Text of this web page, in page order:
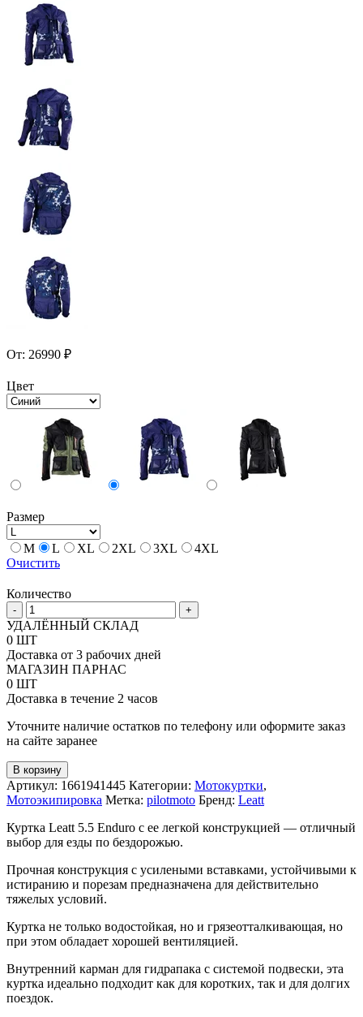
От: 26990 ₽
Цвет
Размер
M L XL 2XL 3XL
4XL
Очистить
Количество
-
Количество
товара
Мотокуртка
Leatt
5.5
Enduro
+
УДАЛЁННЫЙ СКЛАД
0 ШТ
Доставка от 3 рабочих дней
МАГАЗИН ПАРНАС
0 ШТ
Доставка в течение 2 часов
Уточните наличие остатков по телефону или оформите заказ
на сайте заранее
В корзину
Артикул: 1661941445 Категории: Мотокуртки,
Мотоэкипировка Метка: pilotmoto Бренд: Leatt
Куртка Leatt 5.5 Enduro с ее легкой конструкцией — отличный
выбор для езды по бездорожью.
Прочная конструкция с усилеными вставками, устойчивыми к
истиранию и порезам предназначена для действительно
тяжелых условий.
Куртка не только водостойкая, но и грязеотталкивающая, но
при этом обладает хорошей вентиляцией.
Внутренний карман для гидрапака с системой подвески, эта
куртка идеально подходит как для коротких, так и для долгих
поездок.